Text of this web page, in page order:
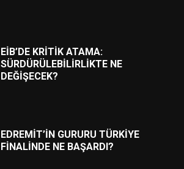
EİB’DE KRİTİK ATAMA:
SÜRDÜRÜLEBİLİRLİKTE NE
DEĞİŞECEK?
EDREMİT’İN GURURU TÜRKİYE
FİNALİNDE NE BAŞARDI?